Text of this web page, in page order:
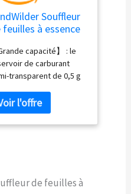
Souffleur
feuilles à essence
- Longueur du
: 168 cm -
de
de 1,9 l -
réglable -
sans fil pour
pelouse et
Grande capacité】 : le
de carburant
transparent de 0,5 g
pendant une
période, de vérifier
remplir l'essence à
d'essence et
pour économiser
de feuilles à